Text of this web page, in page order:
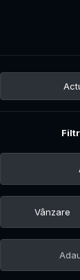
Vânzare